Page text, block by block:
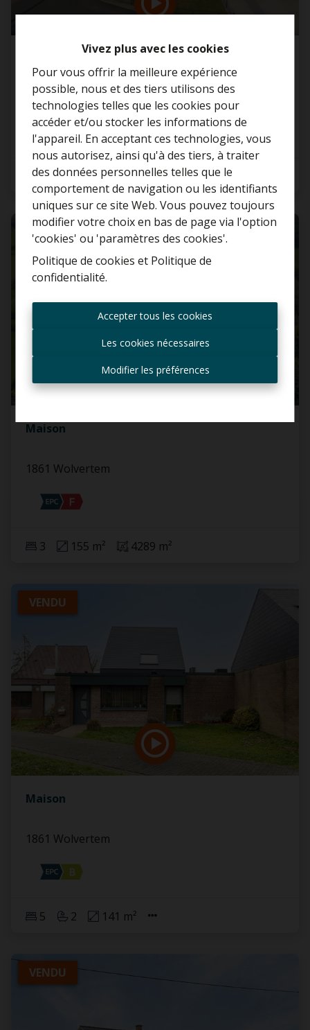
Vivez plus avec les cookies
Pour vous offrir la meilleure expérience
possible, nous et des tiers utilisons des
technologies telles que les cookies pour
accéder et/ou stocker les informations de
l'appareil. En acceptant ces technologies, vous
nous autorisez, ainsi qu'à des tiers, à traiter
des données personnelles telles que le
comportement de navigation ou les identifiants
uniques sur ce site Web. Vous pouvez toujours
modifier votre choix en bas de page via l'option
'cookies' ou 'paramètres des cookies'.
Politique de cookies et Politique de
confidentialité.
Accepter tous les cookies
Les cookies nécessaires
Modifier les préférences
1861 Wolvertem
3 1 170 m²
VENDU
Maison
1861 Wolvertem
3 155 m² 4289 m²
VENDU
Maison
1861 Wolvertem
5 2 141 m²
VENDU
Curieux de connaître la
valeur de votre maison ?
Estimation gratuite
Toujours être le premier
informé des nouvelles
offres ?
mail